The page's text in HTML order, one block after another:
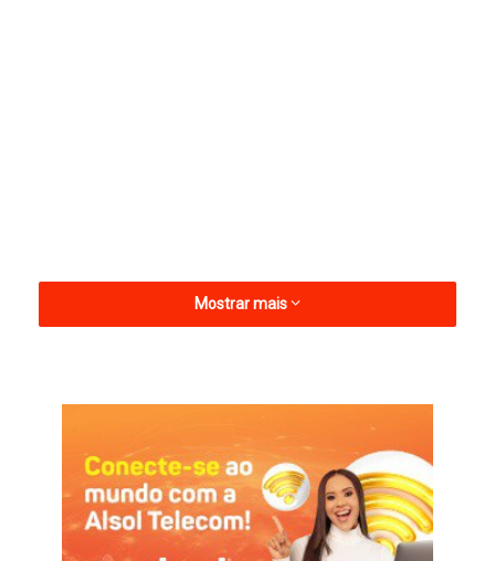
29/03 – Domingo de Ramos
Concentração para a procissão em frente à casa de Dona
Divanira, às 18h30
Mostrar mais